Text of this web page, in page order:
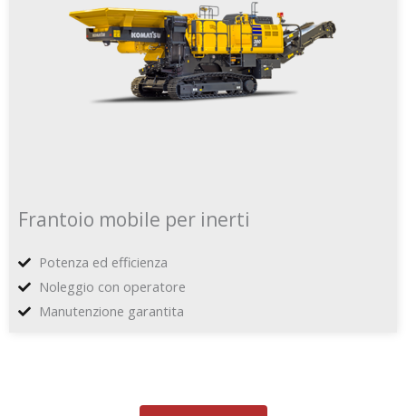
Frantoio mobile per inerti
Potenza ed efficienza
Noleggio con operatore
Manutenzione garantita